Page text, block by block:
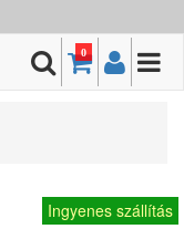
0
Ingyenes szállítás